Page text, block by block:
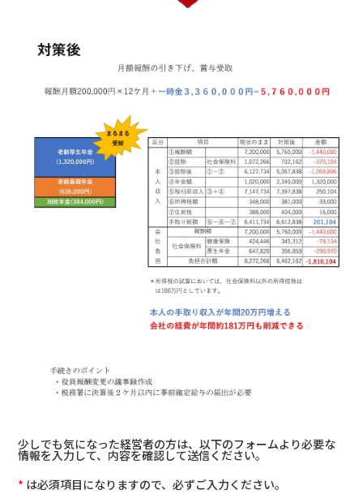
少しでも気になった経営者の方は、以下のフォームより必要な
情報を入力して、内容を確認して送信ください。
* は必須項目になりますので、必ずご入力ください。